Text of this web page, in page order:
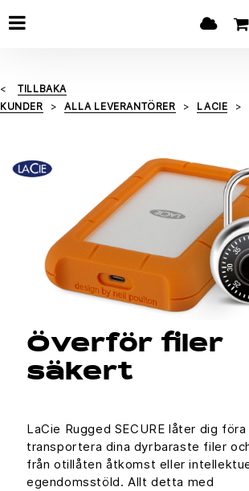
TILLBAKA
KUNDER
ALLA LEVERANTÖRER LACIE
Överför filer
säkert
LaCie Rugged SECURE låter dig
transportera dina dyrbaraste filer
från otillåten åtkomst eller
egendomsstöld. Allt detta med